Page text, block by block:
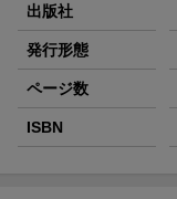
出版社
発行形態
ページ数
ISBN